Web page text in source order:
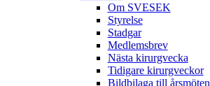
Om SVESEK
Styrelse
Stadgar
Medlemsbrev
Nästa kirurgvecka
Tidigare kirurgveckor
Bildbilaga till årsmöten